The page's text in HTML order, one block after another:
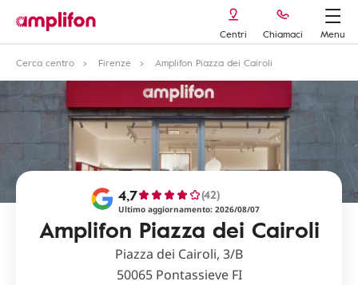
Centri Chiamaci
Menu
Cerca centro
Firenze Amplifon Piazza dei Cairoli
Amplifon Piazza dei Cairoli
4,7 (42)
Ultimo aggiornamento: 2026/08/07
Piazza dei Cairoli, 3/B
50065 Pontassieve FI